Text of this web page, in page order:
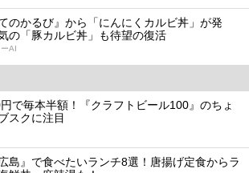
のかるび』から「にんにくカルビ丼」が発
の「豚カルビ丼」も待望の復活
AI
で毎本半額！『クラフトビール100』のちょ
スクに注目
島』で食べたいランチ8選！唐揚げ定食からラ